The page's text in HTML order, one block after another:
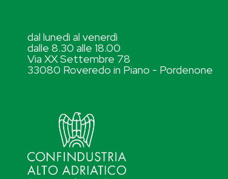
dal lunedì al venerdì
dalle 8.30 alle 18.00
Via XX Settembre 78
33080 Roveredo in Piano - Pordenone